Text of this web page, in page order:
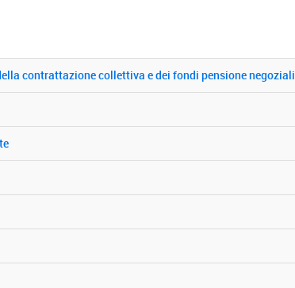
contrattazione collettiva e dei fondi pensione negoziali